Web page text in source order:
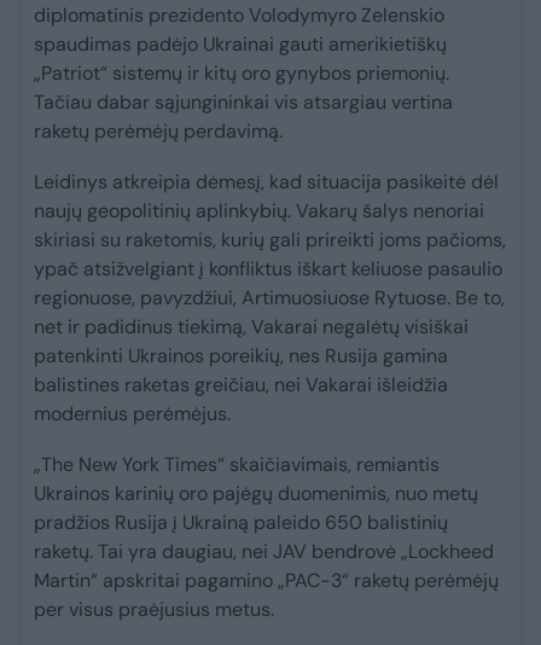
diplomatinis prezidento Volodymyro Zelenskio
spaudimas padėjo Ukrainai gauti amerikietiškų
„Patriot“ sistemų ir kitų oro gynybos priemonių.
Tačiau dabar sąjungininkai vis atsargiau vertina
raketų perėmėjų perdavimą.
Leidinys atkreipia dėmesį, kad situacija pasikeitė dėl
naujų geopolitinių aplinkybių. Vakarų šalys nenoriai
skiriasi su raketomis, kurių gali prireikti joms pačioms,
ypač atsižvelgiant į konfliktus iškart keliuose pasaulio
regionuose, pavyzdžiui, Artimuosiuose Rytuose. Be to,
net ir padidinus tiekimą, Vakarai negalėtų visiškai
patenkinti Ukrainos poreikių, nes Rusija gamina
balistines raketas greičiau, nei Vakarai išleidžia
modernius perėmėjus.
„The New York Times“ skaičiavimais, remiantis
Ukrainos karinių oro pajėgų duomenimis, nuo metų
pradžios Rusija į Ukrainą paleido 650 balistinių
raketų. Tai yra daugiau, nei JAV bendrovė „Lockheed
Martin“ apskritai pagamino „PAC-3“ raketų perėmėjų
per visus praėjusius metus.